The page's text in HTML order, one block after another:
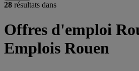
28 résultats dans
Offres d'emploi
Emplois Rouen